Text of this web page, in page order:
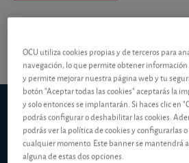
expertos están reservados a los socios.
5d 1m 6m ytd
Candriam Equities L Biotechnology R
OCU utiliza cookies propias y de terceros para
navegación, lo que permite obtener
y permite mejorar nuestra página web y tu
botón "Aceptar todas las cookies" aceptarás la
y solo entonces se implantarán. Si haces clic en
podrás configurar o deshabilitar las cookies.
podrás ver la política de cookies y configurarlas
cualquier momento. Este banner se mantendrá
alguna de estas dos opciones.